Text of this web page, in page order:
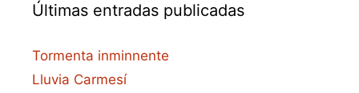
Últimas entradas publicadas
Tormenta inminnente
Lluvia Carmesí